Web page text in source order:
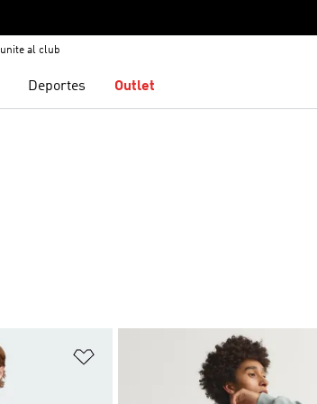
unite al club
Deportes Outlet
Añadir a la lista de deseos